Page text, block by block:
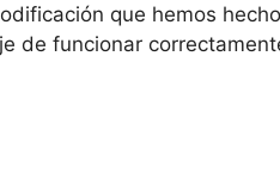
que hemos
de funcionar